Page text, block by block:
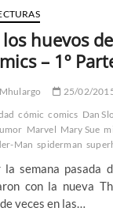
huevos
– 1º
25/02/
cómic comics Dan
Marvel Mary Sue
Man spiderman
la semana pasada
con la nueva
veces en las…